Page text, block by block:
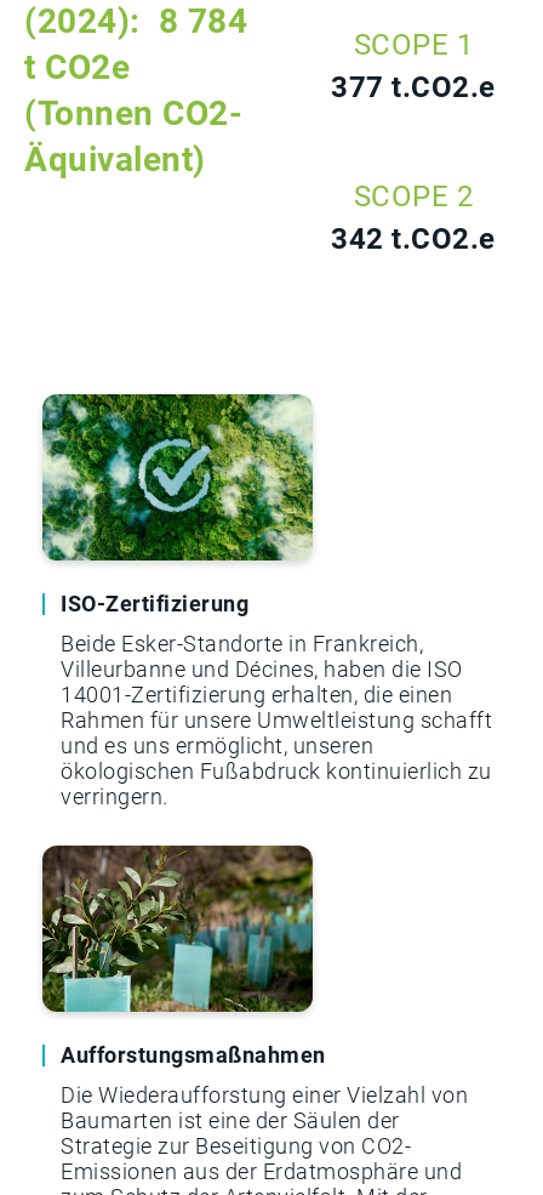
(2024): 8 784
t CO2e
(Tonnen CO2-
Äquivalent)
SCOPE 1
377 t.CO2.e
SCOPE 2
342 t.CO2.e
ISO-Zertifizierung
Beide Esker-Standorte in Frankreich,
Villeurbanne und Décines, haben die ISO
14001-Zertifizierung erhalten, die einen
Rahmen für unsere Umweltleistung schafft
und es uns ermöglicht, unseren
ökologischen Fußabdruck kontinuierlich zu
verringern.
Aufforstungsmaßnahmen
Die Wiederaufforstung einer Vielzahl von
Baumarten ist eine der Säulen der
Strategie zur Beseitigung von CO2-
Emissionen aus der Erdatmosphäre und